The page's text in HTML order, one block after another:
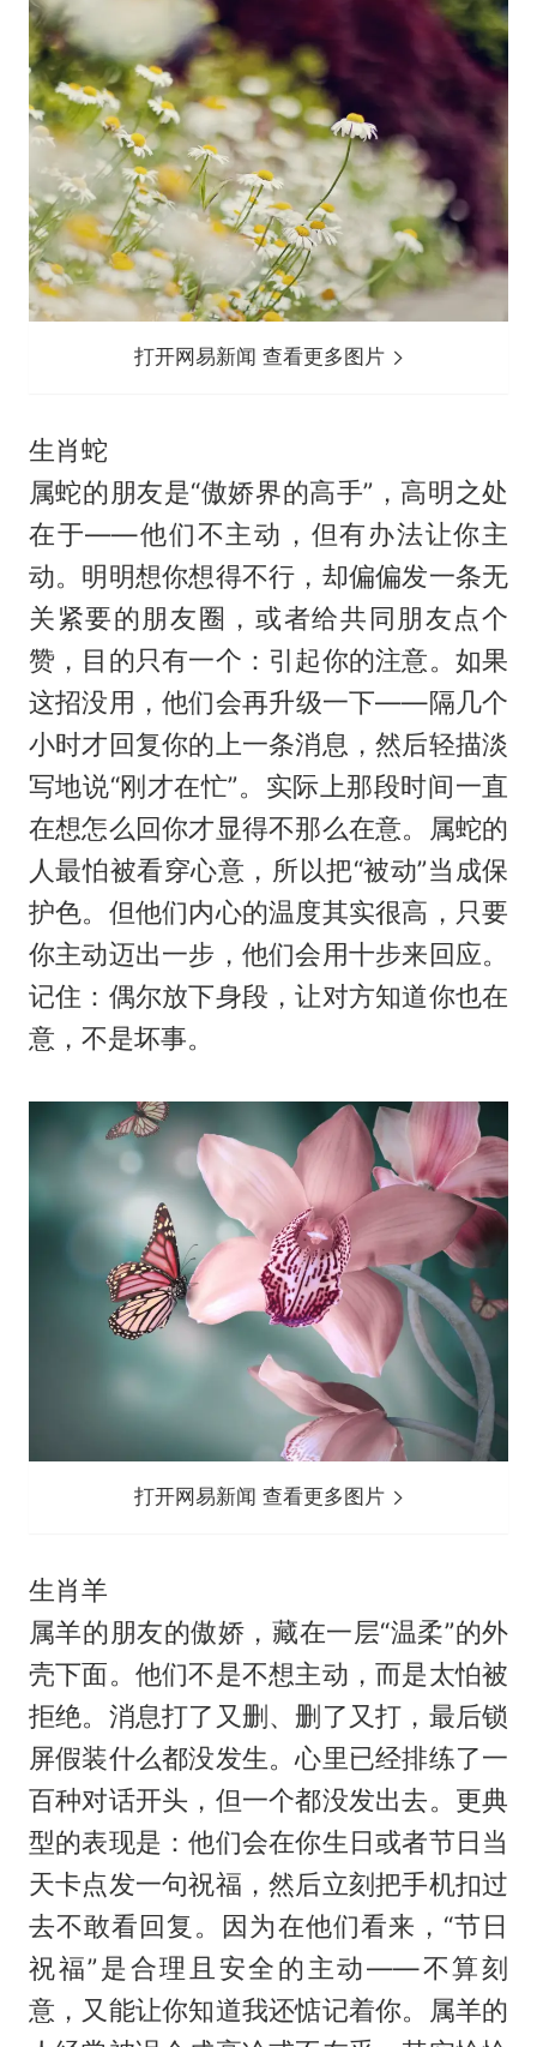
打开网易新闻 查看更多图片
生肖蛇
属蛇的朋友是“傲娇界的高手”，高明之处
在于——他们不主动，但有办法让你主
动。明明想你想得不行，却偏偏发一条无
关紧要的朋友圈，或者给共同朋友点个
赞，目的只有一个：引起你的注意。如果
这招没用，他们会再升级一下——隔几个
小时才回复你的上一条消息，然后轻描淡
写地说“刚才在忙”。实际上那段时间一直
在想怎么回你才显得不那么在意。属蛇的
人最怕被看穿心意，所以把“被动”当成保
护色。但他们内心的温度其实很高，只要
你主动迈出一步，他们会用十步来回应。
记住：偶尔放下身段，让对方知道你也在
意，不是坏事。
打开网易新闻 查看更多图片
生肖羊
属羊的朋友的傲娇，藏在一层“温柔”的外
壳下面。他们不是不想主动，而是太怕被
拒绝。消息打了又删、删了又打，最后锁
屏假装什么都没发生。心里已经排练了一
百种对话开头，但一个都没发出去。更典
型的表现是：他们会在你生日或者节日当
天卡点发一句祝福，然后立刻把手机扣过
去不敢看回复。因为在他们看来，“节日
祝福”是合理且安全的主动——不算刻
意，又能让你知道我还惦记着你。属羊的